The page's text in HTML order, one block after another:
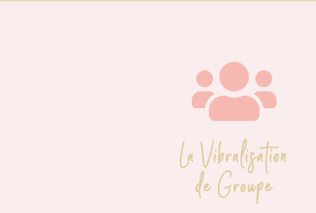

La Vibralisation
de Groupe